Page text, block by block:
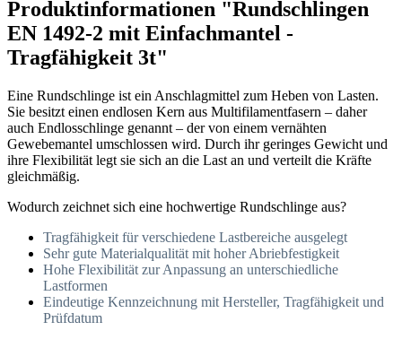
Produktinformationen "Rundschlingen
EN 1492-2 mit Einfachmantel -
Tragfähigkeit 3t"
Eine Rundschlinge ist ein Anschlagmittel zum Heben von Lasten.
Sie besitzt einen endlosen Kern aus Multifilamentfasern – daher
auch Endlosschlinge genannt – der von einem vernähten
Gewebemantel umschlossen wird. Durch ihr geringes Gewicht und
ihre Flexibilität legt sie sich an die Last an und verteilt die Kräfte
gleichmäßig.
Wodurch zeichnet sich eine hochwertige Rundschlinge aus?
Tragfähigkeit für verschiedene Lastbereiche ausgelegt
Sehr gute Materialqualität mit hoher Abriebfestigkeit
Hohe Flexibilität zur Anpassung an unterschiedliche
Lastformen
Eindeutige Kennzeichnung mit Hersteller, Tragfähigkeit und
Prüfdatum